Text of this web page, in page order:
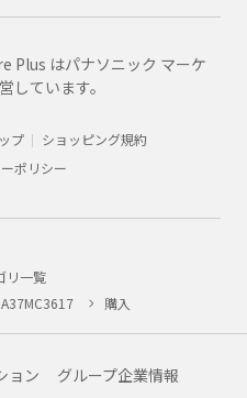
Plus はパナソニック マーケ
しています。
プ
ショッピング規約
ポリシー
リ一覧
購入
ョン グループ企業情報